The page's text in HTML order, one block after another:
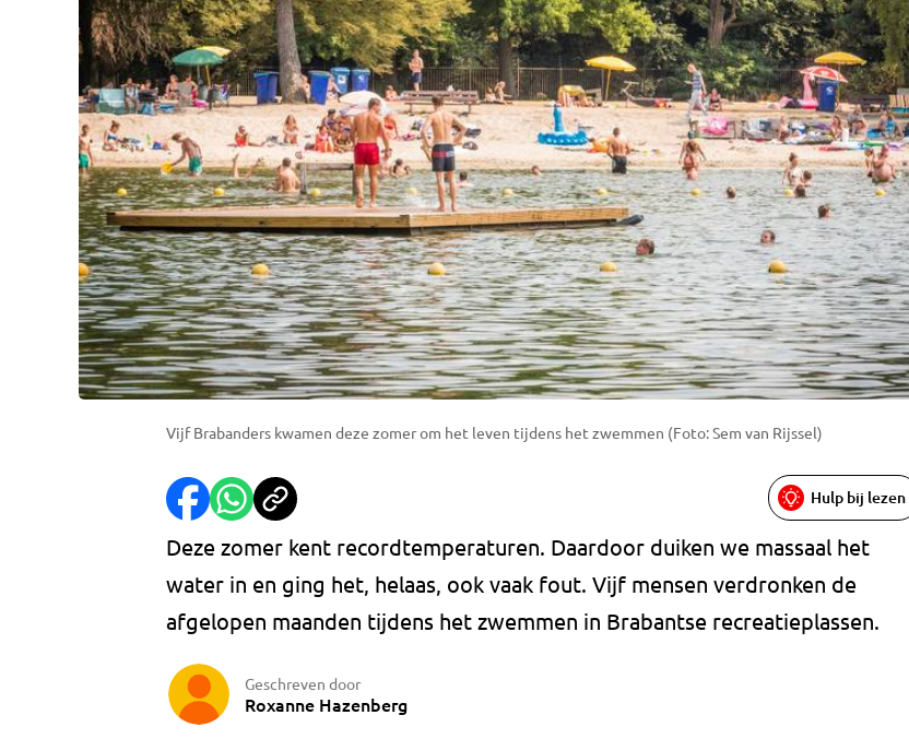
Vijf Brabanders kwamen deze zomer om het leven tijdens het zwemmen (Foto: Sem van Rijssel)
Hulp bij lezen
Deze zomer kent recordtemperaturen. Daardoor duiken we massaal het
water in en ging het, helaas, ook vaak fout. Vijf mensen verdronken de
afgelopen maanden tijdens het zwemmen in Brabantse recreatieplassen.
Geschreven door
Roxanne Hazenberg